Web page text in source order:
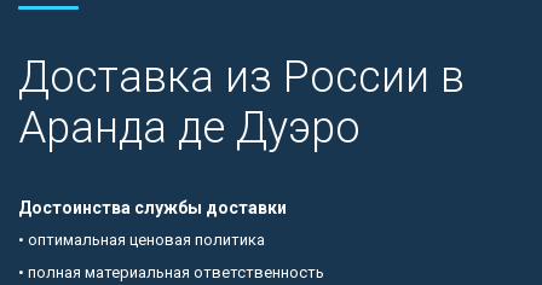
Доставка из России в
Аранда де Дуэро
Достоинства службы доставки
• оптимальная ценовая политика
• полная материальная ответственность